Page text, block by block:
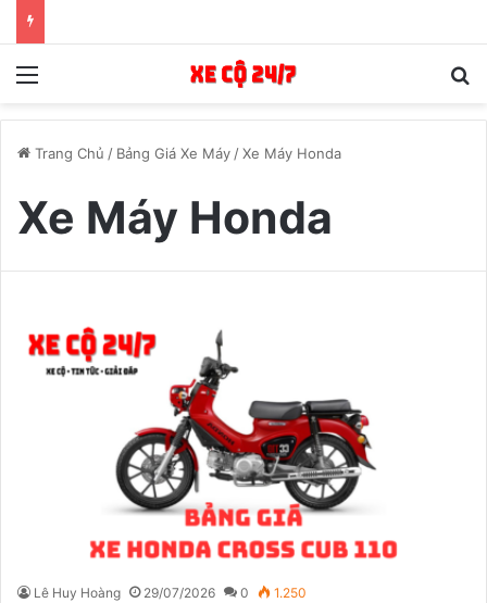
Menu
Trang Chủ / Bảng Giá Xe Máy /Xe Máy Honda
Xe Máy Honda
Lê Huy Hoàng 29/07/2026 0 1.250